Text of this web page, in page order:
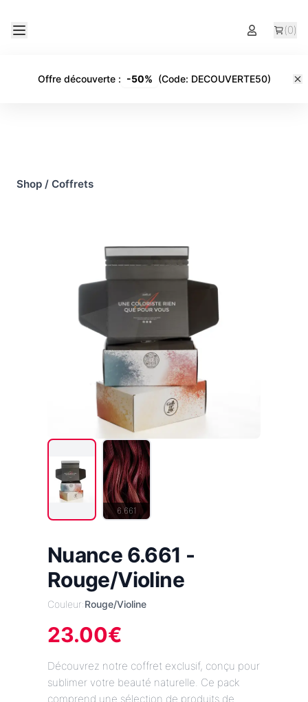
(0)
Offre découverte: -50% (Code: DECOUVERTE50)
Shop / Coffrets
6.661
Nuance 6.661 -
Rouge/Violine
Couleur:Rouge/Violine
23.00€
Découvrez notre coffret exclusif, conçu pour
sublimer votre beauté naturelle. Ce pack
comprend une sélection de produits de